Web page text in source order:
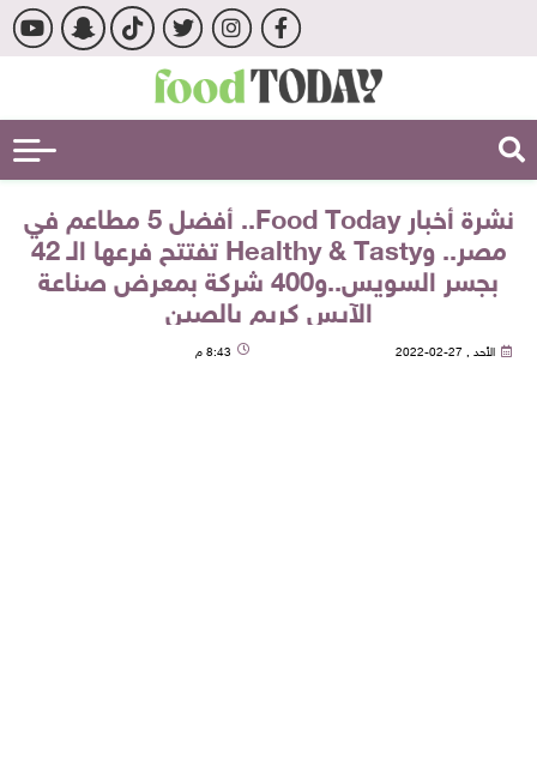
نشرة أخبار Food Today.. أفضل 5 مطاعم في
مصر.. وHealthy & Tasty تفتتح فرعها الـ 42
بجسر السويس..و400 شركة بمعرض صناعة
الآيس كريم بالصين
الأحد , 27-02-2022 8:43 م